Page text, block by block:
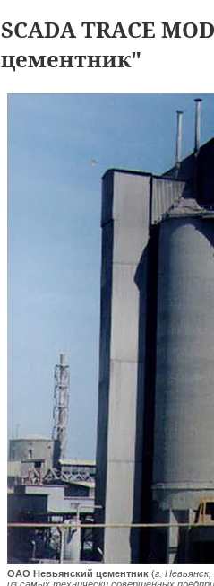
SCADA TRACE
цементник"
ОАО Невьянский цементник (г.